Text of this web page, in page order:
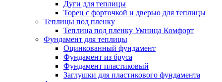
Дуги для теплицы
Торец с форточкой и дверью для теплицы
Теплицы под пленку
Теплица под пленку Умница Комфорт
Фундамент для теплицы
Оцинкованный фундамент
Фундамент из бруса
Фундамент пластиковый
Заглушки для пластикового фундамента